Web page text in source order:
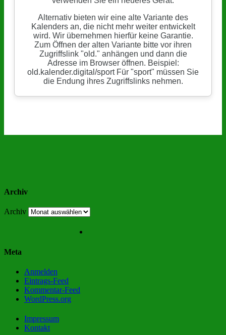
Archiv
Archiv
Meta
Anmelden
Eintrags-Feed
Kommentar-Feed
WordPress.org
Impressum
Kontakt